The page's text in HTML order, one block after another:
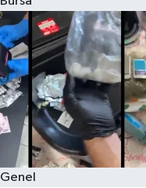
Genel
Eğitim
Sağlık
Dünya
Magazin